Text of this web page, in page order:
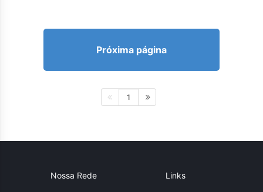
Próxima página
1
Nossa Rede Links